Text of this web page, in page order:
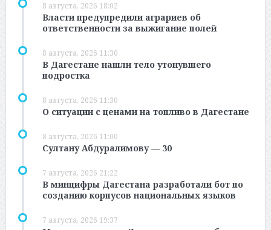
8 августа, 2026 18:02
Власти предупредили аграриев об
ответственности за выжигание полей
8 августа, 2026 11:30
В Дагестане нашли тело утонувшего
подростка
8 августа, 2026 11:30
О ситуации с ценами на топливо в Дагестане
8 августа, 2026 11:00
Султану Абдуралимову — 30
7 августа, 2026 21:22
В минцифры Дагестана разработали бот по
созданию корпусов национальных языков
7 августа, 2026 19:37